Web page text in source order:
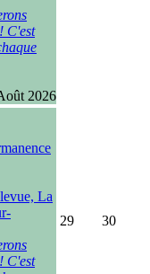
C'est
2026
La
C'est
29 30